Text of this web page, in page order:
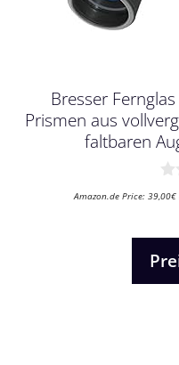
Bresser
Prismen aus
faltbaren
v
Amazon.de Price: 39,00€